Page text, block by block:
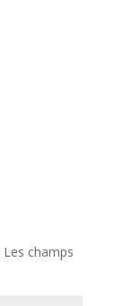
Les champs